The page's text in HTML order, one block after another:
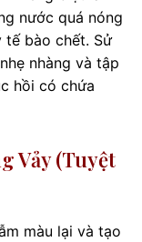
nước quá nóng
tế bào chết. Sử
nhàng và tập
hồi có chứa
Vảy (Tuyệt
màu lại và tạo